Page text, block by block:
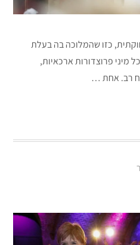
כזו שהמלוכה בה בעלת
פרוצדורות ארכאיות,
רב. אחת …